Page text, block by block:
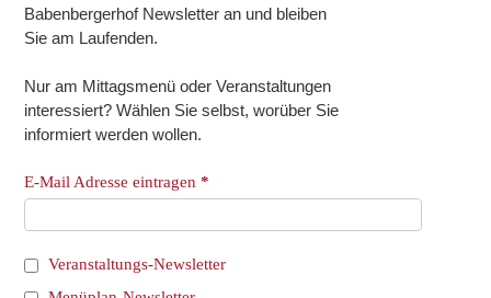
Babenbergerhof Newsletter an und bleiben
Sie am Laufenden.
Nur am Mittagsmenü oder Veranstaltungen
interessiert? Wählen Sie selbst, worüber Sie
informiert werden wollen.
E-Mail Adresse eintragen*
Veranstaltungs-Newsletter